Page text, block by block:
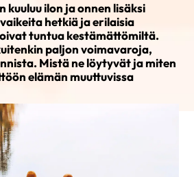
kuuluu ilon ja onnen lisäksi
hetkiä ja erilaisia
tuntua kestämättömiltä.
paljon voimavaroja,
Mistä ne löytyvät ja miten
elämän muuttuvissa